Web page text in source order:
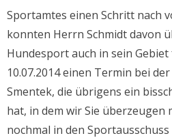
Sportamtes einen Schritt nach
konnten Herrn Schmidt davon
Hundesport auch in sein
10.07.2014 einen Termin bei
Smentek, die übrigens ein
hat, in dem wir Sie überzeugen
nochmal in den